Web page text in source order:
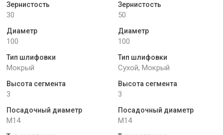
Зернистость
30
Диаметр
100
Тип шлифовки
Мокрый
Высота сегмента
3
Посадочный диаметр
M14
Зернистость
50
Диаметр
100
Тип шлифовки
Сухой, Мокрый
Высота сегмента
3
Посадочный диаметр
M14